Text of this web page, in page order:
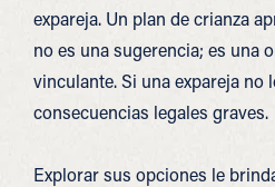
expareja. Un plan de crianza
no es una sugerencia; es una
vinculante. Si una expareja no
consecuencias legales graves.
Explorar sus opciones le